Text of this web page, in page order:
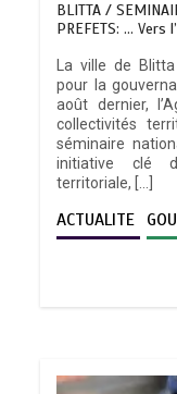
BLITTA /
PREFETS: … Vers
La ville de
pour la
août dernier,
collectivités
séminaire
initiative clé
territoriale, […]
ACTUALITE